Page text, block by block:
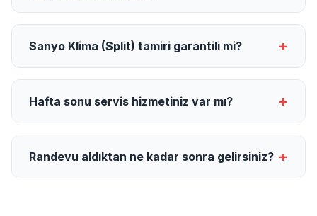
Sanyo Klima (Split) tamiri garantili mi? +
Hafta sonu servis hizmetiniz var mı? +
Randevu aldıktan ne kadar sonra gelirsiniz? +